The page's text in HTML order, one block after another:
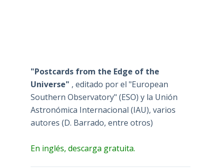
"Postcards from the Edge of the
Universe" , editado por el "European
Southern Observatory" (ESO) y la Unión
Astronómica Internacional (IAU), varios
autores (D. Barrado, entre otros)
En inglés, descarga gratuita.